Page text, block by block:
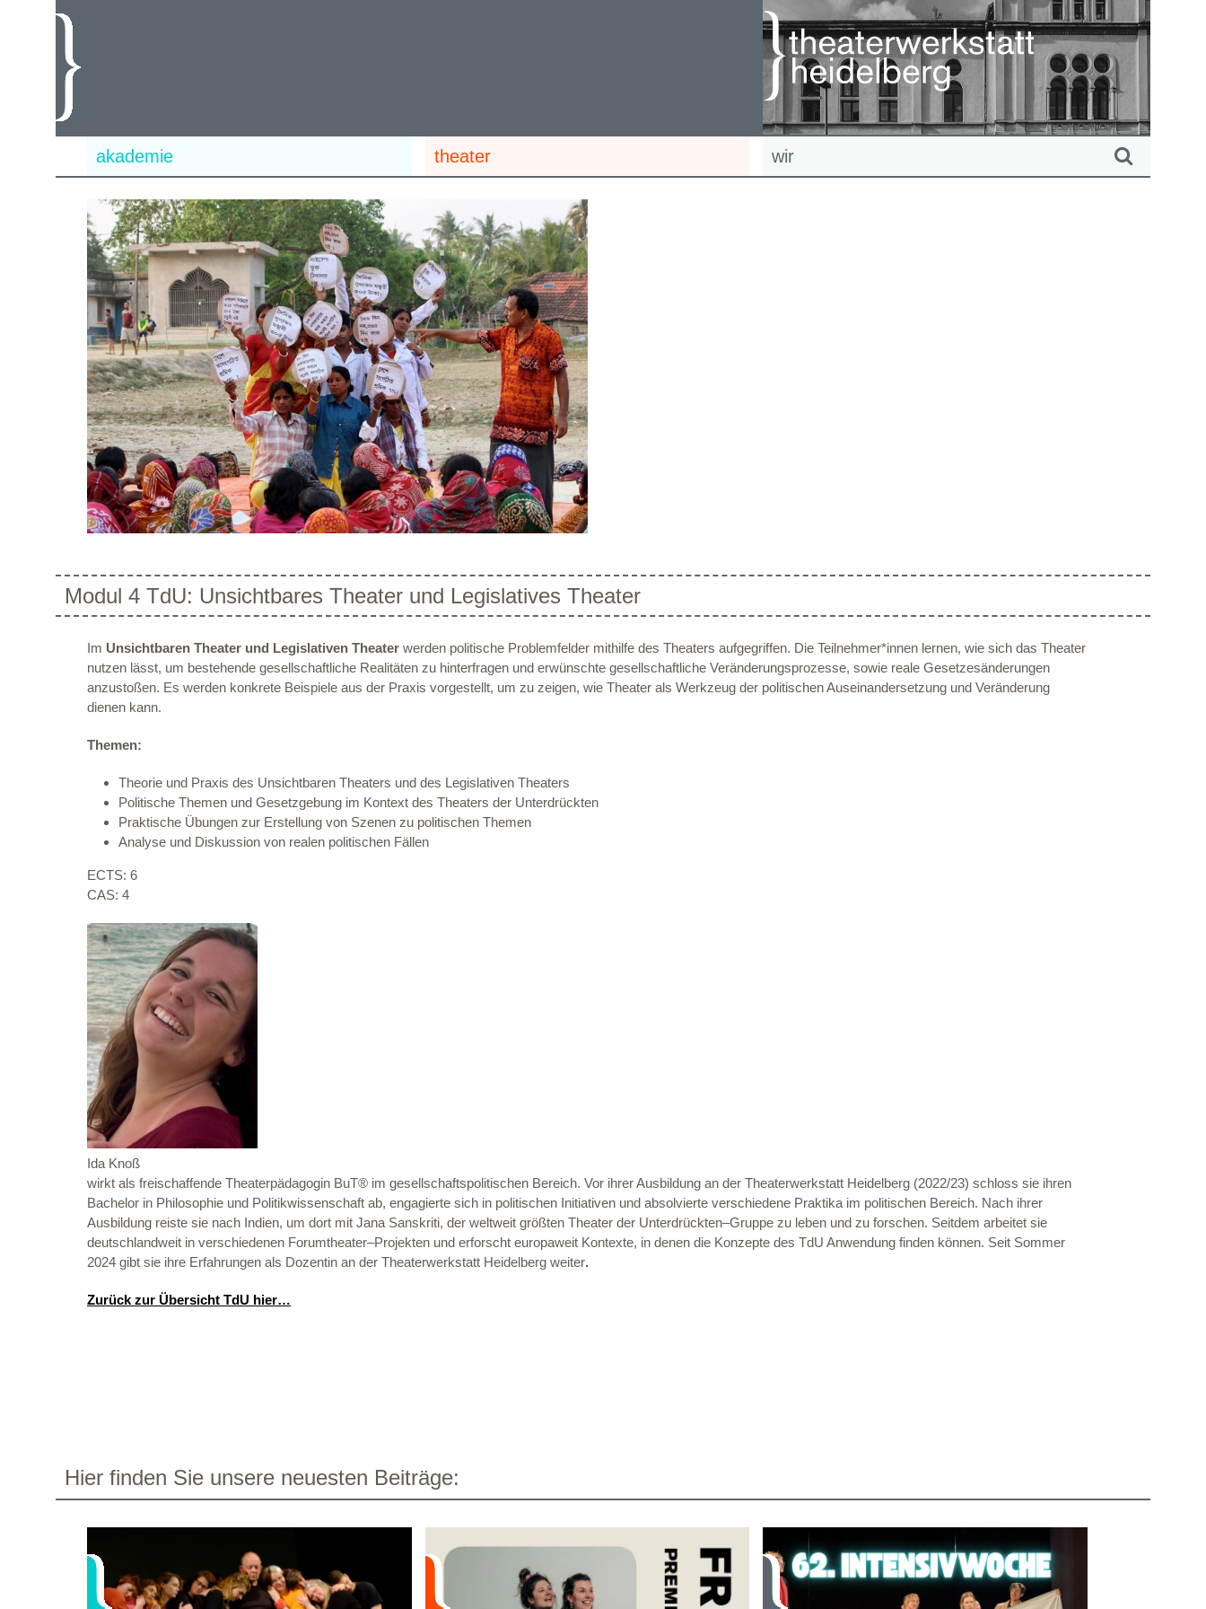
akademie theater wir
Modul 4 TdU: Unsichtbares Theater und Legislatives Theater
Im Unsichtbaren Theater und Legislativen Theater werden politische Problemfelder mithilfe des Theaters aufgegriffen. Die Teilnehmer*innen lernen, wie sich das Theater
nutzen lässt, um bestehende gesellschaftliche Realitäten zu hinterfragen und erwünschte gesellschaftliche Veränderungsprozesse, sowie reale Gesetzesänderungen
anzustoßen. Es werden konkrete Beispiele aus der Praxis vorgestellt, um zu zeigen, wie Theater als Werkzeug der politischen Auseinandersetzung und Veränderung
dienen kann.
Themen:
Theorie und Praxis des Unsichtbaren Theaters und des Legislativen Theaters
Politische Themen und Gesetzgebung im Kontext des Theaters der Unterdrückten
Praktische Übungen zur Erstellung von Szenen zu politischen Themen
Analyse und Diskussion von realen politischen Fällen
ECTS: 6
CAS: 4
Ida Knoß
wirkt als freischaffende Theaterpädagogin BuT® im gesellschaftspolitischen Bereich. Vor ihrer Ausbildung an der Theaterwerkstatt Heidelberg (2022/23) schloss sie ihren
Bachelor in Philosophie und Politikwissenschaft ab, engagierte sich in politischen Initiativen und absolvierte verschiedene Praktika im politischen Bereich. Nach ihrer
Ausbildung reiste sie nach Indien, um dort mit Jana Sanskriti, der weltweit größten Theater der Unterdrückten–Gruppe zu leben und zu forschen. Seitdem arbeitet sie
deutschlandweit in verschiedenen Forumtheater–Projekten und erforscht europaweit Kontexte, in denen die Konzepte des TdU Anwendung finden können. Seit Sommer
2024 gibt sie ihre Erfahrungen als Dozentin an der Theaterwerkstatt Heidelberg weiter.
Zurück zur Übersicht TdU hier…
Hier finden Sie unsere neuesten Beiträge: